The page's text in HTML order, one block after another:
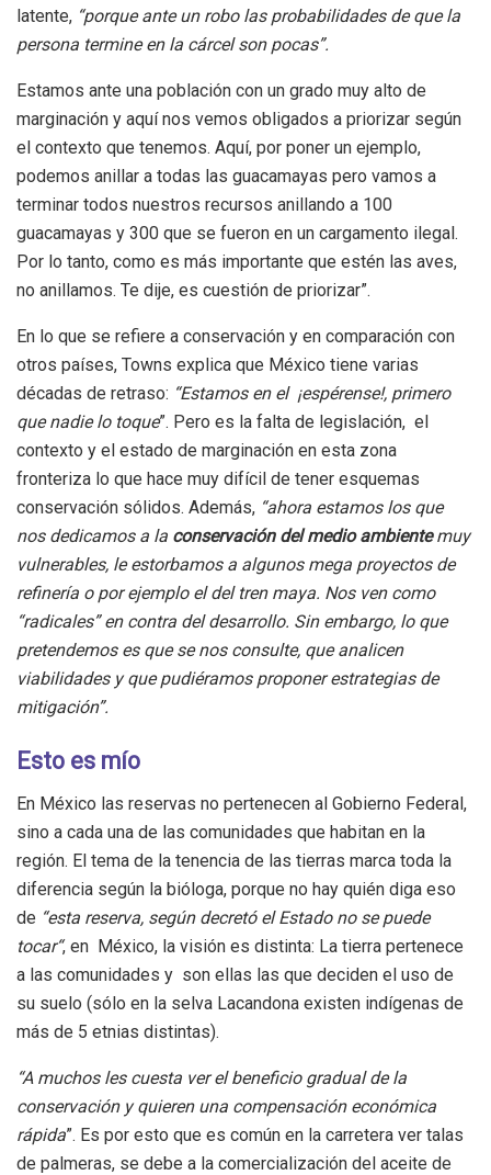
latente, “porque ante un robo las probabilidades de que la
persona termine en la cárcel son pocas”.
Estamos ante una población con un grado muy alto de
marginación y aquí nos vemos obligados a priorizar según
el contexto que tenemos. Aquí, por poner un ejemplo,
podemos anillar a todas las guacamayas pero vamos a
terminar todos nuestros recursos anillando a 100
guacamayas y 300 que se fueron en un cargamento ilegal.
Por lo tanto, como es más importante que estén las aves,
no anillamos. Te dije, es cuestión de priorizar”.
En lo que se refiere a conservación y en comparación con
otros países, Towns explica que México tiene varias
décadas de retraso: “Estamos en el ¡espérense!, primero
que nadie lo toque”. Pero es la falta de legislación, el
contexto y el estado de marginación en esta zona
fronteriza lo que hace muy difícil de tener esquemas
conservación sólidos. Además, “ahora estamos los que
nos dedicamos a la conservación del medio ambientemuy
vulnerables, le estorbamos a algunos mega proyectos de
refinería o por ejemplo el del tren maya. Nos ven como
“radicales” en contra del desarrollo. Sin embargo, lo que
pretendemos es que se nos consulte, que analicen
viabilidades y que pudiéramos proponer estrategias de
mitigación”.
Esto es mío
En México las reservas no pertenecen al Gobierno Federal,
sino a cada una de las comunidades que habitan en la
región. El tema de la tenencia de las tierras marca toda la
diferencia según la bióloga, porque no hay quién diga eso
de “esta reserva, según decretó el Estado no se puede
tocar“, en México, la visión es distinta: La tierra pertenece
a las comunidades y son ellas las que deciden el uso de
su suelo (sólo en la selva Lacandona existen indígenas de
más de 5 etnias distintas).
“A muchos les cuesta ver el beneficio gradual de la
conservación y quieren una compensación económica
rápida”. Es por esto que es común en la carretera ver talas
de palmeras, se debe a la comercialización del aceite de